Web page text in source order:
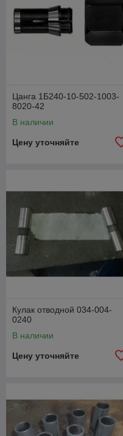
Цанга 1Б240-10-502-1003-
8020-42
В наличии
Цену уточняйте
Кулак отводной 034-004-
0240
В наличии
Цену уточняйте